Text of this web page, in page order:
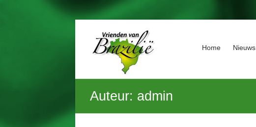
inhoud
Vrienden
van
Brazilië
Geniet
van
Home Nieuws
Auteur: admin